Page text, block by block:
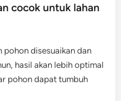
cocok untuk lahan
pohon disesuaikan dan
hasil akan lebih optimal
pohon dapat tumbuh